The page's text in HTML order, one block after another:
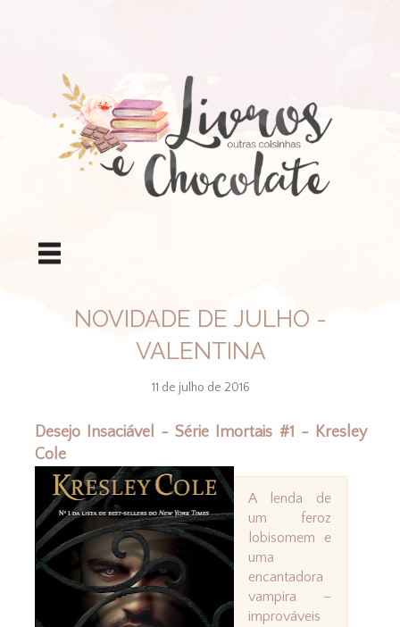
NOVIDADE DE JULHO -
VALENTINA
11 de julho de 2016
Desejo Insaciável - Série Imortais #1 - Kresley
Cole
A lenda de
um feroz
lobisomem e
uma
encantadora
vampira –
improváveis